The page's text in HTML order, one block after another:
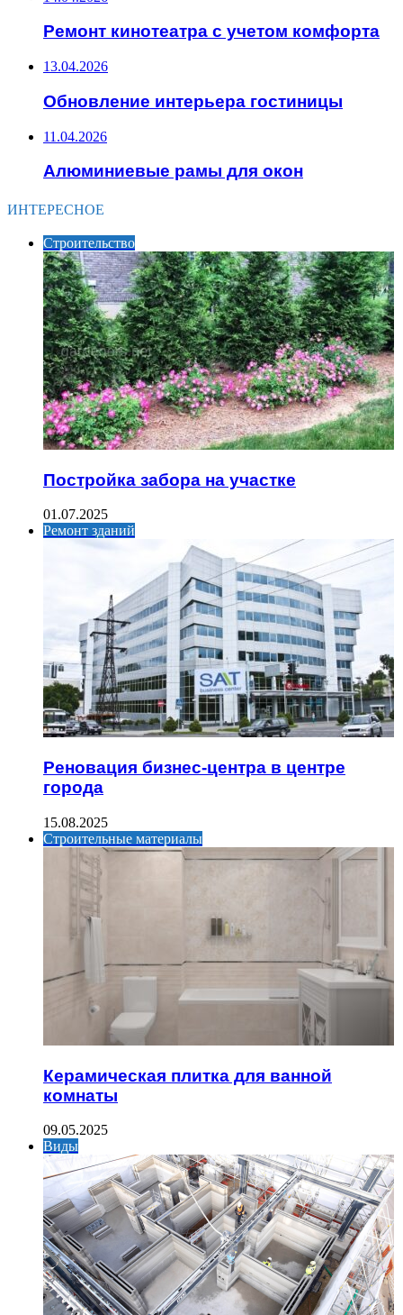
Ремонт кинотеатра с учетом комфорта
13.04.2026
Обновление интерьера гостиницы
11.04.2026
Алюминиевые рамы для окон
ИНТЕРЕСНОЕ
Строительство
Постройка забора на участке
01.07.2025
Ремонт зданий
Реновация бизнес-центра в центре
города
15.08.2025
Строительные материалы
Керамическая плитка для ванной
комнаты
09.05.2025
Виды